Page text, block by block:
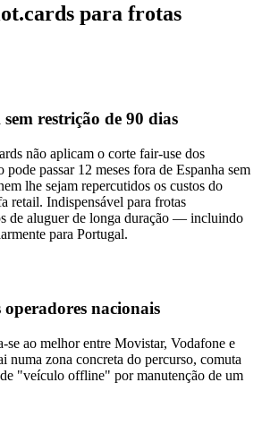
para frotas
restrição de 90 dias
não aplicam o corte fair-use dos
passar 12 meses fora de Espanha sem
lhe sejam repercutidos os custos do
retail. Indispensável para frotas
de aluguer de longa duração — incluindo
para Portugal.
nacionais
se ao melhor entre Movistar, Vodafone e
numa zona concreta do percurso, comuta
"veículo offline" por manutenção de um